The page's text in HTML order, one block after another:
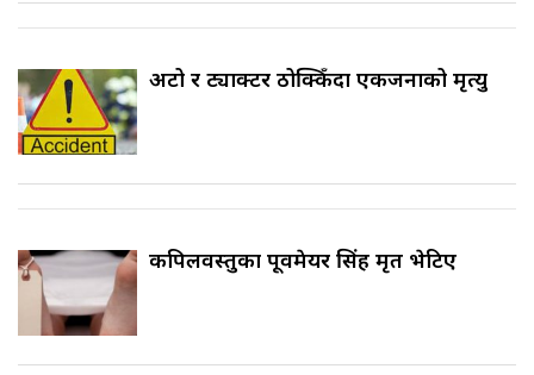
अटो र ट्याक्टर ठोक्किँदा एकजनाको मृत्यु
कपिलवस्तुका पूर्वमेयर सिंह मृत भेटिए